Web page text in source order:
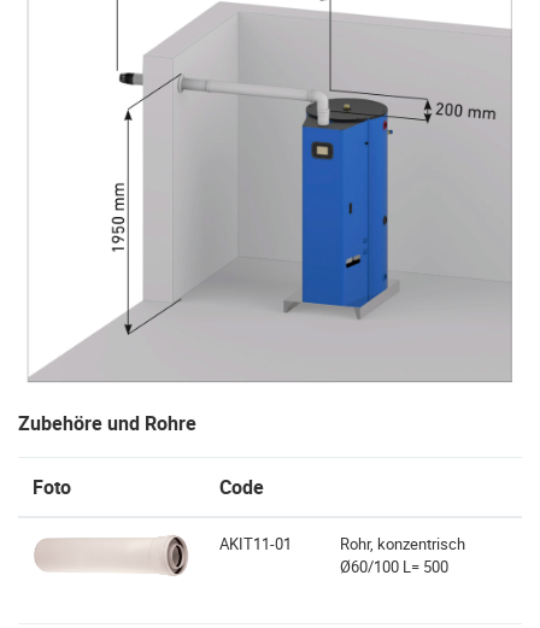
Zubehöre und Rohre
Foto Code
AKIT11-01
Rohr, konzentrisch
Ø60/100 L= 500